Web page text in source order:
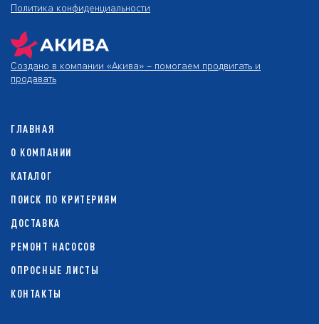
Политика конфиденциальности
Создано в компании «Акива» – помогаем продвигать и
продавать
ГЛАВНАЯ
О КОМПАНИИ
КАТАЛОГ
ПОИСК ПО КРИТЕРИЯМ
ДОСТАВКА
РЕМОНТ НАСОСОВ
ОПРОСНЫЕ ЛИСТЫ
КОНТАКТЫ